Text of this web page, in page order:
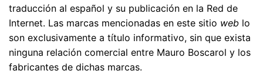
traducción al español y su publicación en la Red de
Internet. Las marcas mencionadas en este sitio web lo
son exclusivamente a título informativo, sin que exista
ninguna relación comercial entre Mauro Boscarol y los
fabricantes de dichas marcas.